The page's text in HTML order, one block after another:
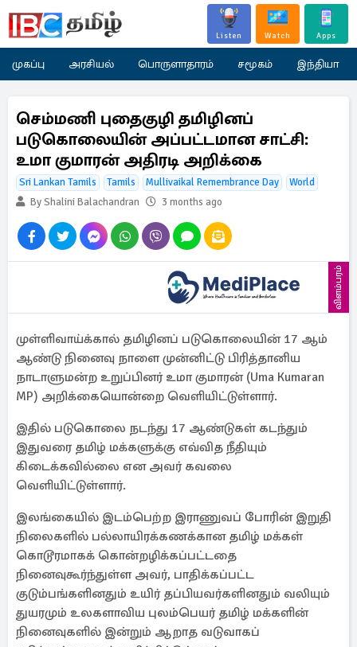
Listen Watch Apps
முகப்பு அரசியல் பொருளாதாரம் சமூகம் இந்தியா
செம்மணி புதைகுழி தமிழினப்
படுகொலையின் அப்பட்டமான சாட்சி:
உமா குமாரன் அதிரடி அறிக்கை
Sri Lankan Tamils Tamils Mullivaikal Remembrance Day
World
By Shalini Balachandran
3 months ago
விளம்பரம்
முள்ளிவாய்க்கால் தமிழினப் படுகொலையின் 17 ஆம்
ஆண்டு நினைவு நாளை முன்னிட்டு பிரித்தானிய
நாடாளுமன்ற உறுப்பினர் உமா குமாரன் (Uma Kumaran
MP) அறிக்கையொன்றை வெளியிட்டுள்ளார்.
இதில் படுகொலை நடந்து 17 ஆண்டுகள் கடந்தும்
இதுவரை தமிழ் மக்களுக்கு எவ்வித நீதியும்
கிடைக்கவில்லை என அவர் கவலை
வெளியிட்டுள்ளார்.
இலங்கையில் இடம்பெற்ற இராணுவப் போரின் இறுதி
நிலைகளில் பல்லாயிரக்கணக்கான தமிழ் மக்கள்
கொடூரமாகக் கொன்றழிக்கப்பட்டதை
நினைவுகூர்ந்துள்ள அவர், பாதிக்கப்பட்ட
குடும்பங்களினதும் உயிர் தப்பியவர்களினதும் வலியும்
துயரமும் உலகளாவிய புலம்பெயர் தமிழ் மக்களின்
நினைவுகளில் இன்றும் ஆறாத வடுவாகப்